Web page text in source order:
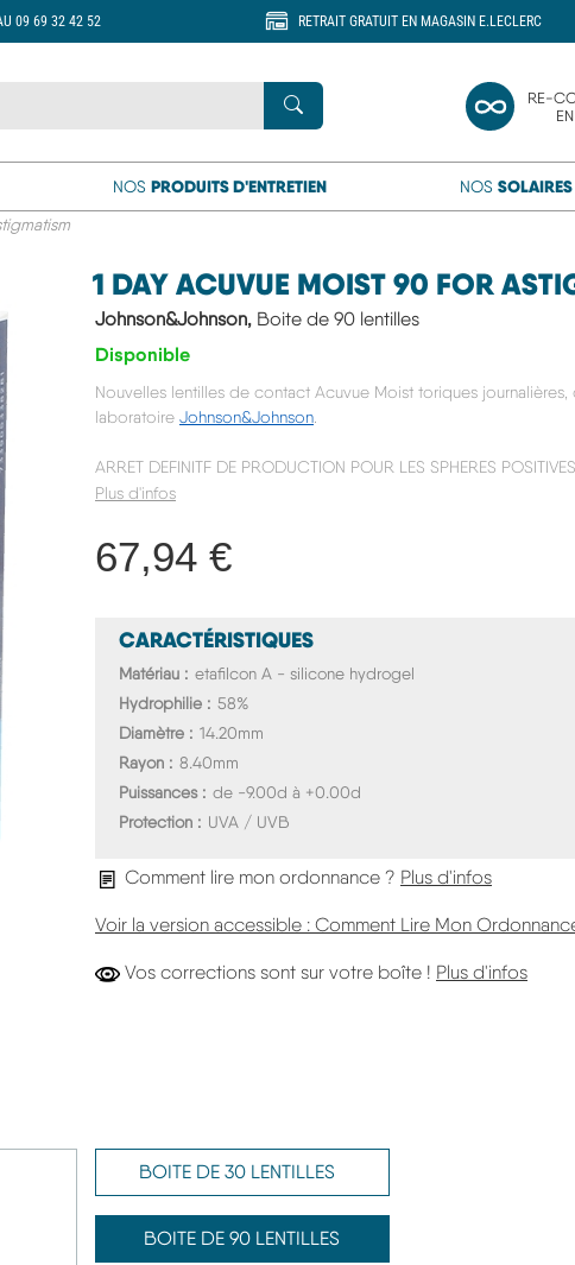
09 69 32 42 52 RETRAIT GRATUIT EN MAGASIN E.LECLERC
RE-
NOS PRODUITS D'ENTRETIEN NOSSOLAIRES
1 DAY ACUVUE MOIST 90 FOR
Johnson&Johnson, Boite de 90 lentilles
Disponible
Nouvelles lentilles de contact Acuvue Moist toriques journalières,
laboratoire Johnson&Johnson
ARRET DEFINITF DE PRODUCTION POUR LES SPHERES POSITIVES
Plus d'infos
67,94 €
CARACTÉRISTIQUES
Matériau
etafilcon A - silicone hydrogel
Hydrophilie
58%
Diamètre
14.20mm
Rayon
8.40mm
Puissances
de -9.00d à +0.00d
Protection
UVA / UVB
Comment lire mon ordonnance ? Plus d'infos
Voir la version accessible : Comment Lire Mon
Vos corrections sont sur votre boîte ! Plus d'infosVos
BOITE DE 30 LENTILLES
BOITE DE 90 LENTILLES